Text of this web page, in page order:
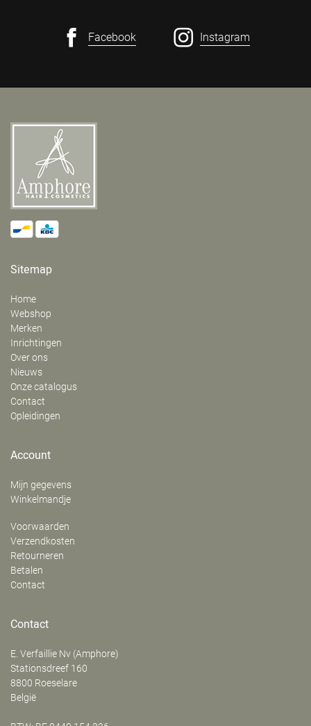
Facebook Instagram
Sitemap
Home
Webshop
Merken
Inrichtingen
Over ons
Nieuws
Onze catalogus
Contact
Opleidingen
Account
Mijn gegevens
Winkelmandje
Voorwaarden
Verzendkosten
Retourneren
Betalen
Contact
Contact
E. Verfaillie Nv (Amphore)
‍Stationsdreef 160
8800 Roeselare
België